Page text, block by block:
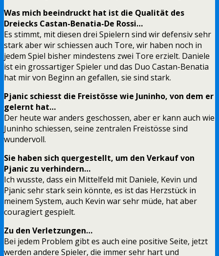
Was mich beeindruckt hat ist die Qualität des
Dreiecks Castan-Benatia-De Rossi…
Es stimmt, mit diesen drei Spielern sind wir defensiv sehr
stark aber wir schiessen auch Tore, wir haben noch in
jedem Spiel bisher mindestens zwei Tore erzielt. Daniele
ist ein grossartiger Spieler und das Duo Castan-Benatia
hat mir von Beginn an gefallen, sie sind stark.
Pjanic schiesst die Freistösse wie Juninho, von dem er
gelernt hat…
Der heute war anders geschossen, aber er kann auch wie
Juninho schiessen, seine zentralen Freistösse sind
wundervoll.
Sie haben sich quergestellt, um den Verkauf von
Pjanic zu verhindern…
Ich wusste, dass ein Mittelfeld mit Daniele, Kevin und
Pjanic sehr stark sein könnte, es ist das Herzstück in
meinem System, auch Kevin war sehr müde, hat aber
couragiert gespielt.
Zu den Verletzungen…
Bei jedem Problem gibt es auch eine positive Seite, jetzt
werden andere Spieler, die immer sehr hart und